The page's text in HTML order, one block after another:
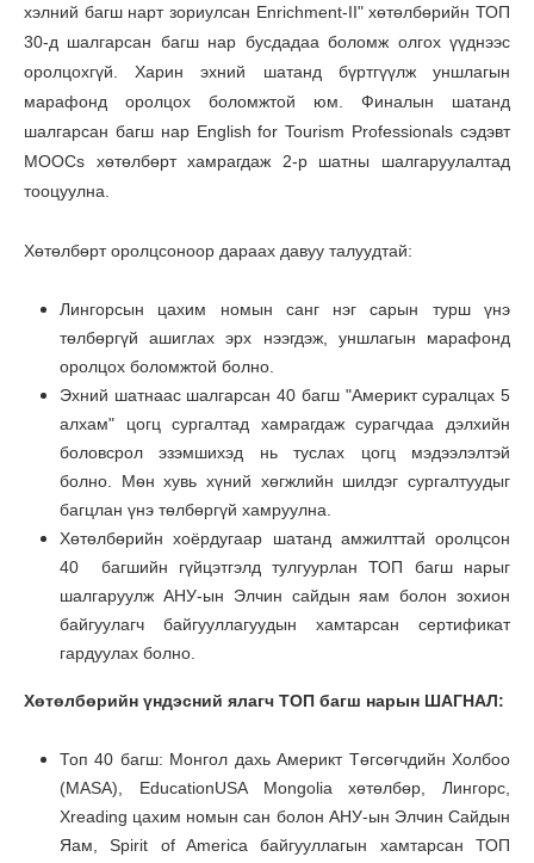
хэлний багш нарт зориулсан Enrichment-II" хөтөлбөрийн ТОП
30-д шалгарсан багш нар бусдадаа боломж олгох үүднээс
оролцохгүй. Харин эхний шатанд бүртгүүлж уншлагын
марафонд оролцох боломжтой юм. Финалын шатанд
шалгарсан багш нар English for Tourism Professionals сэдэвт
MOOCs хөтөлбөрт хамрагдаж 2-р шатны шалгаруулалтад
тооцуулна.
Хөтөлбөрт оролцсоноор дараах давуу талуудтай:
Лингорсын цахим номын санг нэг сарын турш үнэ
төлбөргүй ашиглах эрх нээгдэж, уншлагын марафонд
оролцох боломжтой болно.
Эхний шатнаас шалгарсан 40 багш "Америкт суралцах 5
алхам" цогц сургалтад хамрагдаж сурагчдаа дэлхийн
боловсрол эзэмшихэд нь туслах цогц мэдээлэлтэй
болно. Мөн хувь хүний хөгжлийн шилдэг сургалтуудыг
багцлан үнэ төлбөргүй хамруулна.
Хөтөлбөрийн хоёрдугаар шатанд амжилттай оролцсон
40 багшийн гүйцэтгэлд тулгуурлан ТОП багш нарыг
шалгаруулж АНУ-ын Элчин сайдын яам болон зохион
байгуулагч байгууллагуудын хамтарсан сертификат
гардуулах болно.
Хөтөлбөрийн үндэсний ялагч ТОП багш нарын ШАГНАЛ:
Топ 40 багш: Монгол дахь Америкт Төгсөгчдийн Холбоо
(MASA), EducationUSA Mongolia хөтөлбөр, Лингорс,
Xreading цахим номын сан болон АНУ-ын Элчин Сайдын
Яам, Spirit of America байгууллагын хамтарсан ТОП